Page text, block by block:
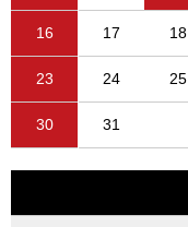
16 17 18
23 24 25
30 31